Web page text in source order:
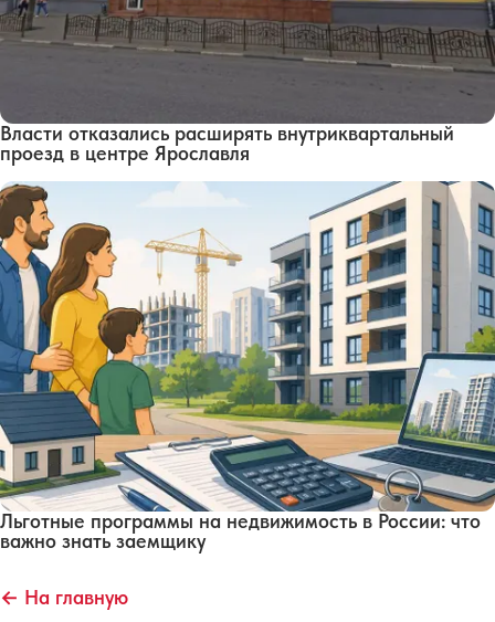
Власти отказались расширять внутриквартальный
проезд в центре Ярославля
Льготные программы на недвижимость в России: что
важно знать заемщику
← На главную